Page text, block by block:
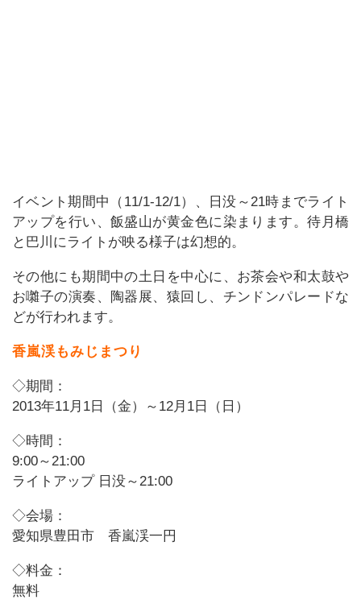
イベント期間中（11/1-12/1）、日没～21時までライト
アップを行い、飯盛山が黄金色に染まります。待月橋
と巴川にライトが映る様子は幻想的。
その他にも期間中の土日を中心に、お茶会や和太鼓や
お囃子の演奏、陶器展、猿回し、チンドンパレードな
どが行われます。
香嵐渓もみじまつり
◇期間：
2013年11月1日（金）～12月1日（日）
◇時間：
9:00～21:00
ライトアップ 日没～21:00
◇会場：
愛知県豊田市 香嵐渓一円
◇料金：
無料